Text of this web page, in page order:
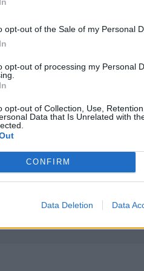
opt-out of the Sale of my Personal
opt-out of processing my Personal
opt-out of Collection, Use,
Data that Is Unrelated with
CONFIRM
Data Deletion Data
δεν σχετίζεται με
των Στενών του Ορμούζ
Ιταλία: Το θερμότερο
Ιταλία:
επώδυνο», λέει ο γιος του
είναι πολύ
Στις φλόγες δύο ΚΟΣΜΟΣ
Στις
Στις